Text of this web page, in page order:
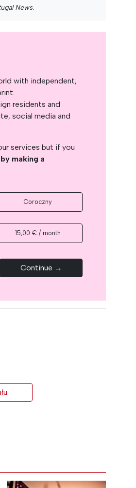
News.
with independent,
residents and
social media and
services but if you
making a
Coroczny
15,00 € / month
Continue →